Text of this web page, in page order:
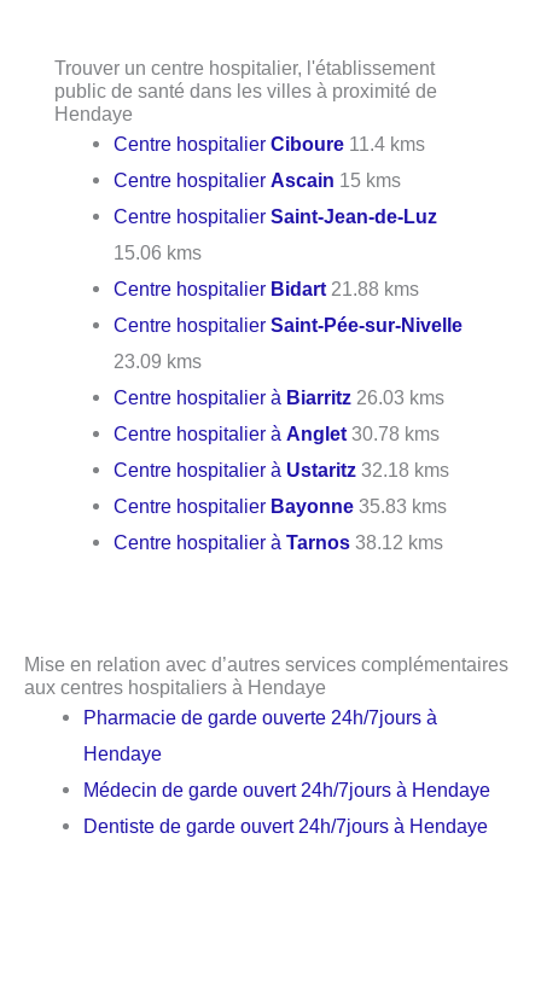
Trouver un centre hospitalier, l'établissement
public de santé dans les villes à proximité de
Hendaye
Centre hospitalierCiboure 11.4 kms
Centre hospitalierAscain 15 kms
Centre hospitalierSaint-Jean-de-Luz
15.06 kms
Centre hospitalier Bidart 21.88 kms
Centre hospitalierSaint-Pée-sur-Nivelle
23.09 kms
Centre hospitalier à Biarritz 26.03 kms
Centre hospitalier àAnglet 30.78 kms
Centre hospitalier à Ustaritz 32.18 kms
Centre hospitalier Bayonne 35.83 kms
Centre hospitalier àTarnos 38.12 kms
Mise en relation avec d’autres services complémentaires
aux centres hospitaliers à Hendaye
Pharmacie de garde ouverte 24h/7jours à
Hendaye
Médecin de garde ouvert 24h/7jours à Hendaye
Dentiste de garde ouvert 24h/7jours à Hendaye